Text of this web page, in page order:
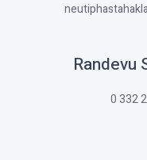
Randevu
0 332